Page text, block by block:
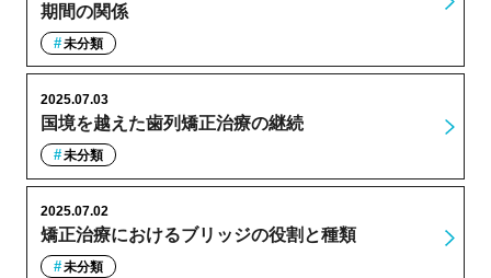
期間の関係
未分類
国境を越えた歯列矯正治療の継続
2025.07.03
未分類
矯正治療におけるブリッジの役割と種類
2025.07.02
未分類